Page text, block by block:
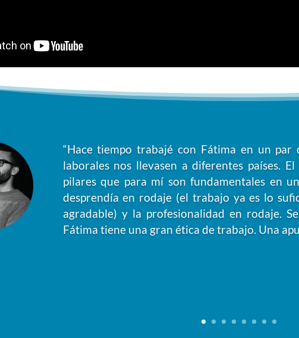
“Hace tiempo trabajé con Fátima en un par
laborales nos llevasen a diferentes países.
pilares que para mí son fundamentales en
desprendía en rodaje (el trabajo ya es lo
agradable) y la profesionalidad en rodaje.
Fátima tiene una gran ética de trabajo. Una